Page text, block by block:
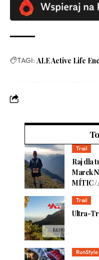
TAGI: ALE Active Life
Trail
Raj dla
Marek
MÍTIC /
Trail
Ultra-
RunStyle